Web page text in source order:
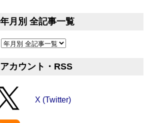
年月別 全記事一覧
アカウント・RSS
X (Twitter)